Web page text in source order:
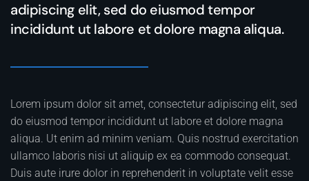
adipiscing elit, sed do eiusmod tempor
incididunt ut labore et dolore magna aliqua.
Lorem ipsum dolor sit amet, consectetur adipiscing elit, sed
do eiusmod tempor incididunt ut labore et dolore magna
aliqua. Ut enim ad minim veniam. Quis nostrud exercitation
ullamco laboris nisi ut aliquip ex ea commodo consequat.
Duis aute irure dolor in reprehenderit in voluptate velit esse